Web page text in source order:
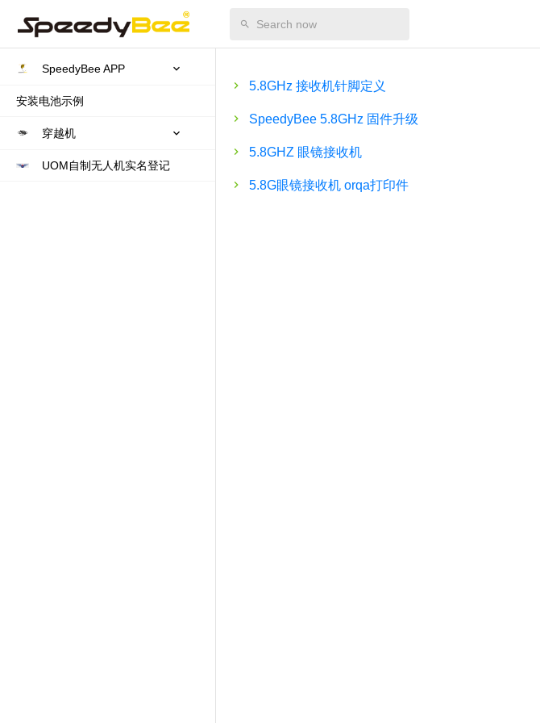
SpeedyBee APP
安装电池示例
穿越机
UOM自制无人机实名登记
5.8GHz 接收机针脚定义
SpeedyBee 5.8GHz 固件升级
5.8GHZ 眼镜接收机
5.8G眼镜接收机 orqa打印件